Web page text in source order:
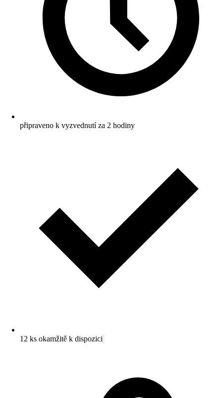
připraveno k vyzvednutí za 2 hodiny
12 ks okamžitě k dispozici